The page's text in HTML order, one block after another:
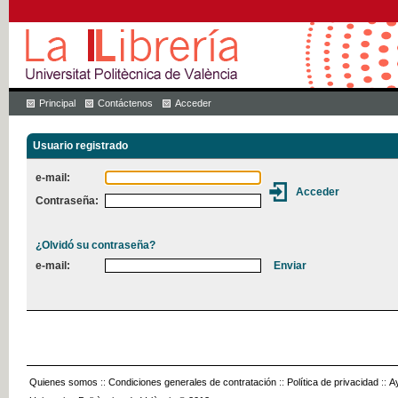
Principal Contáctenos Acceder
Usuario registrado
e-mail:
Contraseña:
¿Olvidó su contraseña?
e-mail:
Quienes somos :: Condiciones generales de contratación :: Política de privacidad ::